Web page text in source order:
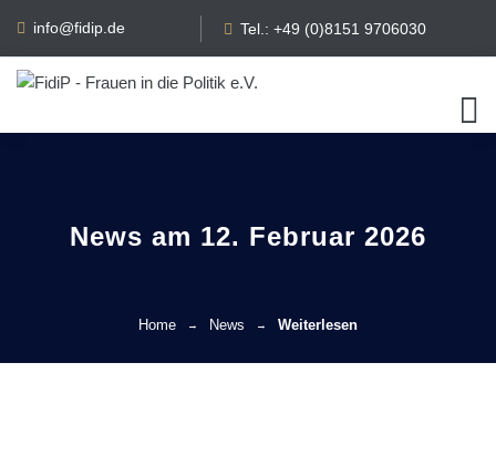
info@fidip.de Tel.: +49 (0)8151 9706030
News am 12. Februar 2026
Home News Weiterlesen